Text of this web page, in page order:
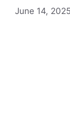
June 14, 2025